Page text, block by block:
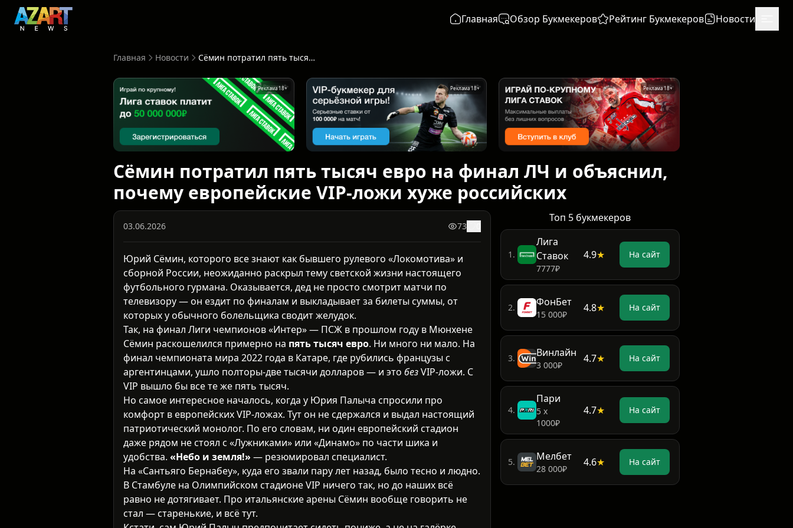
Главная Обзор Букмекеров Рейтинг Букмекеров Новости
Главная Новости Сёмин потратил пять тысяч евро на финал ЛЧ и объяснил, почему европейские VIP-ложи хуже российских
Реклама 18+ Реклама 18+ Реклама 18+
Сёмин потратил пять тысяч евро на финал ЛЧ и объяснил,
почему европейские VIP-ложи хуже российских
03.06.2026 73
Юрий Сёмин, которого все знают как бывшего рулевого «Локомотива» и
сборной России, неожиданно раскрыл тему светской жизни настоящего
футбольного гурмана. Оказывается, дед не просто смотрит матчи по
телевизору — он ездит по финалам и выкладывает за билеты суммы, от
которых у обычного болельщика сводит желудок.
Так, на финал Лиги чемпионов «Интер» — ПСЖ в прошлом году в Мюнхене
Сёмин раскошелился примерно на пять тысяч евро. Ни много ни мало. На
финал чемпионата мира 2022 года в Катаре, где рубились французы с
аргентинцами, ушло полторы-две тысячи долларов — и это безVIP-ложи. С
VIP вышло бы все те же пять тысяч.
Но самое интересное началось, когда у Юрия Палыча спросили про
комфорт в европейских VIP-ложах. Тут он не сдержался и выдал настоящий
патриотический монолог. По его словам, ни один европейский стадион
даже рядом не стоял с «Лужниками» или «Динамо» по части шика и
удобства. «Небо и земля!» — резюмировал специалист.
На «Сантьяго Бернабеу», куда его звали пару лет назад, было тесно и людно.
В Стамбуле на Олимпийском стадионе VIP ничего так, но до наших всё
равно не дотягивает. Про итальянские арены Сёмин вообще говорить не
стал — старенькие, и всё тут.
Топ 5 букмекеров
1.
Лига
Ставок
7777₽
4.9★ На сайт
2. ФонБет
15 000₽
4.8★ На сайт
3. Винлайн
3 000₽
4.7★ На сайт
4.
Пари
5 х
1000₽
4.7★ На сайт
5. Мелбет
28 000₽
4.6★ На сайт